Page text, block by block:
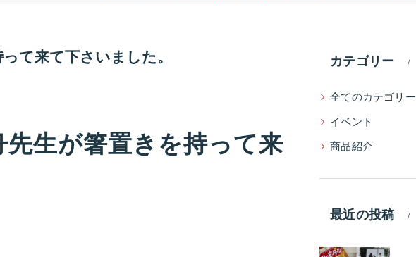
て来て下さいました。
生が箸置きを持って来
カテゴリー
全てのカテゴリー
イベント
商品紹介
最近の投稿